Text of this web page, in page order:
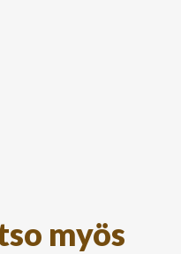
myös